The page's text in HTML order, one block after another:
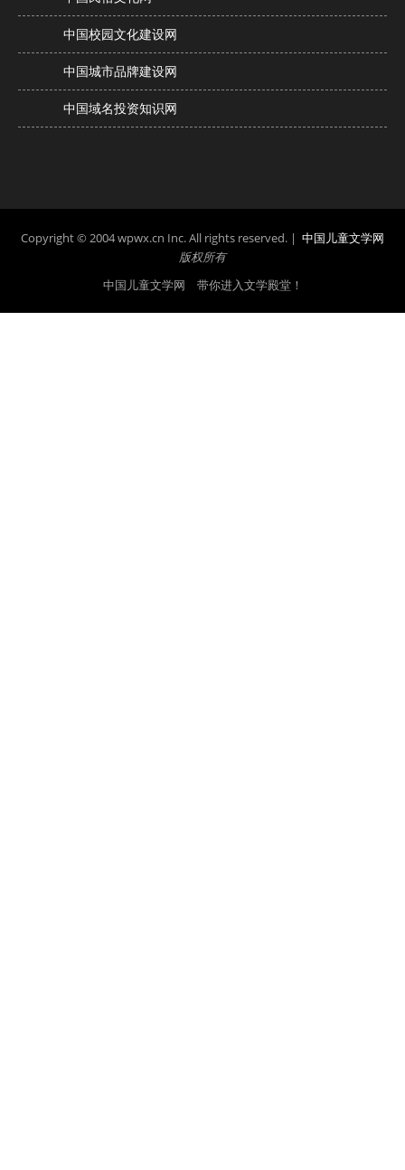
中国校园文化建设网
中国城市品牌建设网
中国域名投资知识网
Copyright © 2004 wpwx.cn Inc. All rights reserved. | 中国儿童文学网
版权所有
中国儿童文学网 带你进入文学殿堂！